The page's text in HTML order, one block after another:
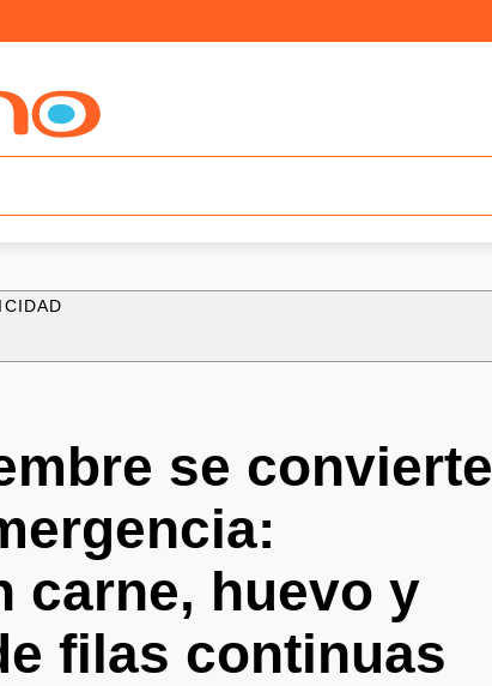
se convierte
carne, huevo y
filas continuas